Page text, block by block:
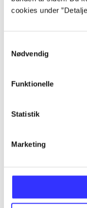
cookies under
Nødvendig
Funktionelle
Statistik
Marketing
...
...
...
...